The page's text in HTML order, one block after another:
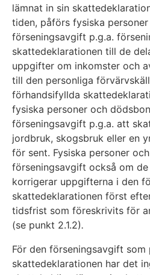
lämnat in sin
tiden, påförs fysiska
förseningsavgift p.g.a.
skattedeklarationen till de
uppgifter om inkomster och
till den personliga
förhandsifyllda
fysiska personer och
förseningsavgift p.g.a. att
jordbruk, skogsbruk eller en
för sent. Fysiska personer
förseningsavgift också om
korrigerar uppgifterna i den
skattedeklarationen först
tidsfrist som föreskrivits för
(se punkt 2.1.2).
För den förseningsavgift
skattedeklarationen har det